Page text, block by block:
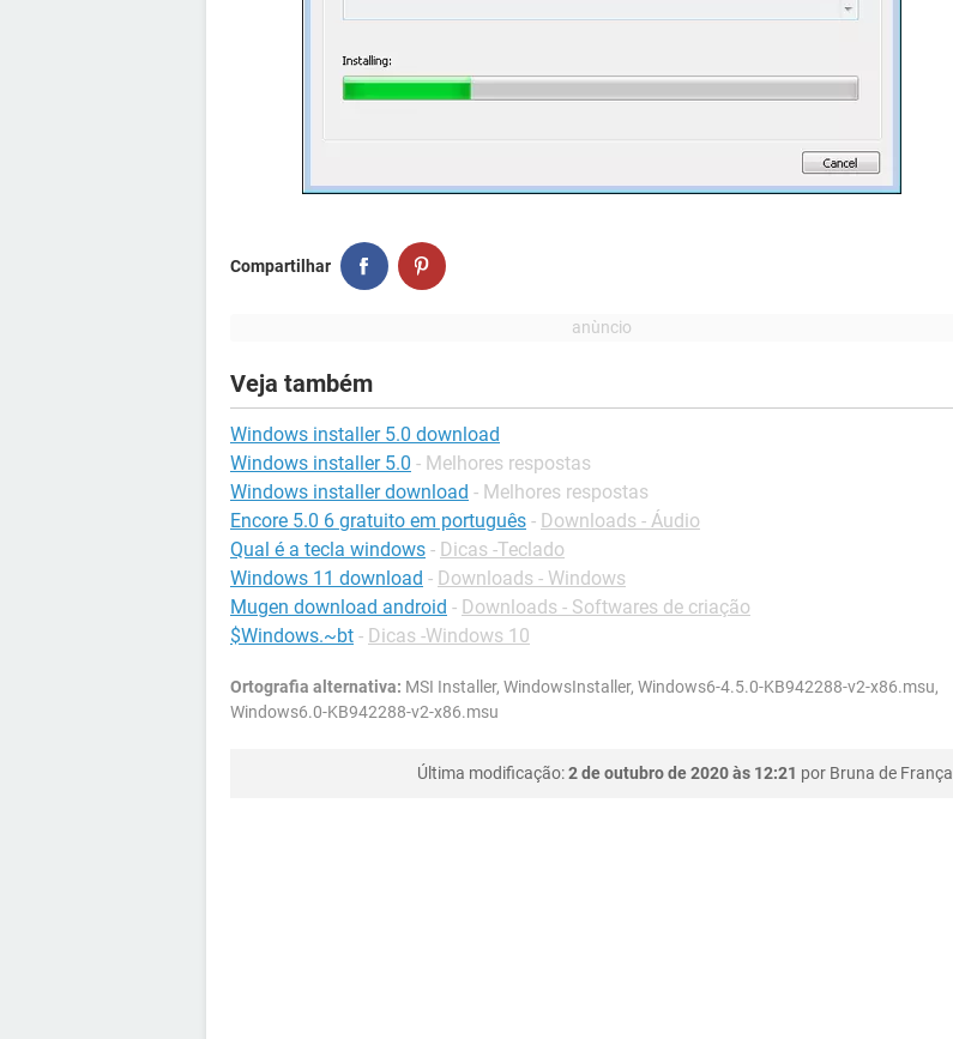
Compartilhar
Veja também
Windows installer 5.0 download
Windows installer 5.0 - Melhores respostas
Windows installer download - Melhores respostas
Encore 5.0 6 gratuito em português - Downloads - Áudio
Qual é a tecla windows - Dicas -Teclado
Windows 11 download - Downloads - Windows
Mugen download android - Downloads - Softwares de criação
$Windows.~bt - Dicas -Windows 10
Ortografia alternativa: MSI Installer, WindowsInstaller, Windows6-4.5.0-KB942288-v2-x86.msu,
Windows6.0-KB942288-v2-x86.msu
Última modificação:2 de outubro de 2020 às 12:21 por Bruna de França